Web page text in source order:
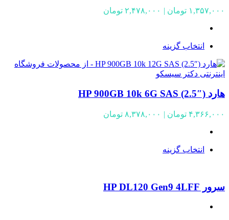
۱,۳۵۷,۰۰۰ تومان | ۲,۴۷۸,۰۰۰ تومان
انتخاب گزینه
هارد HP 900GB 10k 6G SAS (2.5″)
۴,۳۶۶,۰۰۰ تومان | ۸,۳۷۸,۰۰۰ تومان
انتخاب گزینه
سرور HP DL120 Gen9 4LFF